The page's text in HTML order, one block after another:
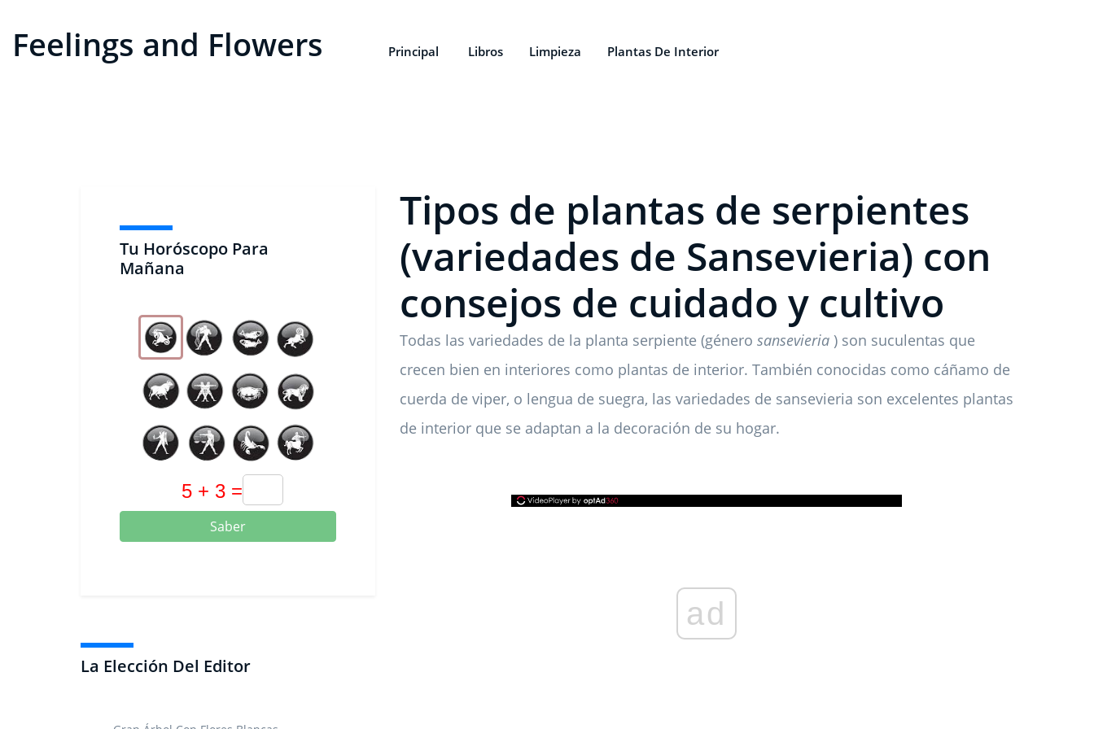
Feelings and Flowers Principal Libros Limpieza Plantas De Interior
Tu Horóscopo Para
Mañana
Saber
La Elección Del Editor
Tipos de plantas de serpientes
(variedades de Sansevieria) con
consejos de cuidado y cultivo
Todas las variedades de la planta serpiente (género sansevieria ) son suculentas que
crecen bien en interiores como plantas de interior. También conocidas como cáñamo de
cuerda de viper, o lengua de suegra, las variedades de sansevieria son excelentes plantas
de interior que se adaptan a la decoración de su hogar.
ad